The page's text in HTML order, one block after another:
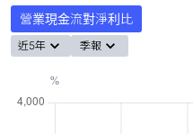
營業現金流對淨利比
近5年 季報